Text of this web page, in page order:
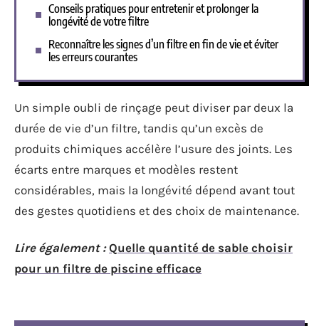
Conseils pratiques pour entretenir et prolonger la
longévité de votre filtre
Reconnaître les signes d’un filtre en fin de vie et éviter
les erreurs courantes
Un simple oubli de rinçage peut diviser par deux la
durée de vie d’un filtre, tandis qu’un excès de
produits chimiques accélère l’usure des joints. Les
écarts entre marques et modèles restent
considérables, mais la longévité dépend avant tout
des gestes quotidiens et des choix de maintenance.
Lire également : Quelle quantité de sable choisir
pour un filtre de piscine efficace